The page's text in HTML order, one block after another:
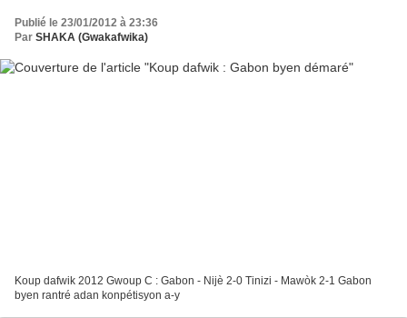
Publié le 23/01/2012 à 23:36
Par SHAKA (Gwakafwika)
Koup dafwik 2012 Gwoup C : Gabon - Nijè 2-0 Tinizi - Mawòk 2-1 Gabon
byen rantré adan konpétisyon a-y